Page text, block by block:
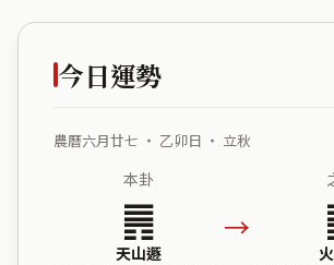
今日運勢
農曆六月廿七 ・ 乙卯日 ・ 立秋
本卦
䷠
天山遯
→